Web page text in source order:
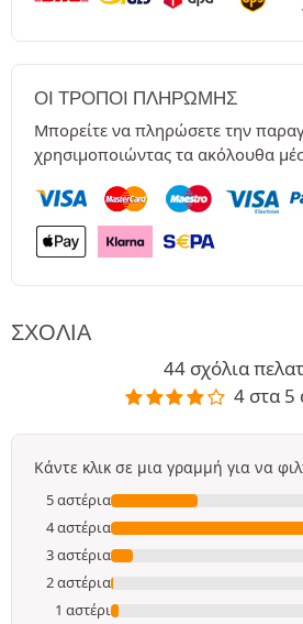
ΟΙ ΤΡΌΠΟΙ ΠΛΗΡΩΜΉΣ
Μπορείτε να πληρώσετε την
χρησιμοποιώντας τα ακόλουθα
ΣΧΌΛΙΑ
44 σχόλια
4 στα 5
Κάντε κλικ σε μια γραμμή για να
5 αστέρια
4 αστέρια
3 αστέρια
2 αστέρια
1 αστέρι